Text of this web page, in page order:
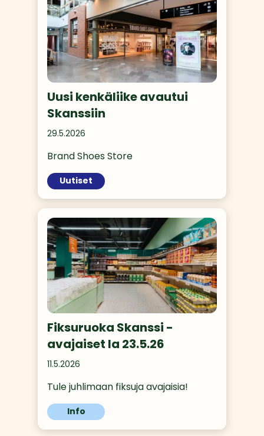
Uusi kenkäliike avautui
Skanssiin
29.5.2026
Brand Shoes Store
Uutiset
Fiksuruoka Skanssi -
avajaiset la 23.5.26
11.5.2026
Tule juhlimaan fiksuja avajaisia!
Info